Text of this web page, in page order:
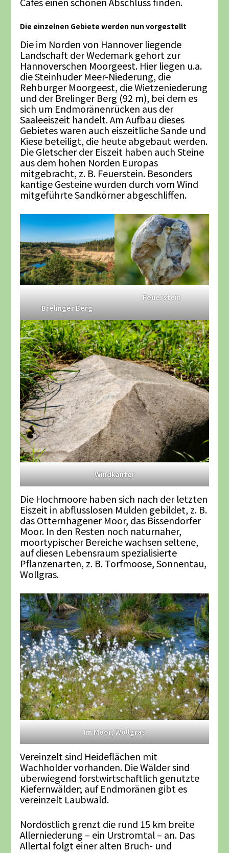
Die einzelnen Gebiete werden nun vorgestellt
Die im Norden von Hannover liegende
Landschaft der Wedemark gehört zur
Hannoverschen Moorgeest. Hier liegen u.a.
die Steinhuder Meer-Niederung, die
Rehburger Moorgeest, die Wietzeniederung
und der Brelinger Berg (92 m), bei dem es
sich um Endmoränenrücken aus der
Saaleeiszeit handelt. Am Aufbau dieses
Gebietes waren auch eiszeitliche Sande und
Kiese beteiligt, die heute abgebaut werden.
Die Gletscher der Eiszeit haben auch Steine
aus dem hohen Norden Europas
mitgebracht, z. B. Feuerstein. Besonders
kantige Gesteine wurden durch vom Wind
mitgeführte Sandkörner abgeschliffen.
Brelinger Berg
Feuerstein
Windkanter
Die Hochmoore haben sich nach der letzten
Eiszeit in abflusslosen Mulden gebildet, z. B.
das Otternhagener Moor, das Bissendorfer
Moor. In den Resten noch naturnaher,
moortypischer Bereiche wachsen seltene,
auf diesen Lebensraum spezialisierte
Pflanzenarten, z. B. Torfmoose, Sonnentau,
Wollgras.
Im Moor, Wollgras
Vereinzelt sind Heideflächen mit
Wachholder vorhanden. Die Wälder sind
überwiegend forstwirtschaftlich genutzte
Kiefernwälder; auf Endmoränen gibt es
vereinzelt Laubwald.
Nordöstlich grenzt die rund 15 km breite
Allerniederung – ein Urstromtal – an. Das
Allertal folgt einer alten Bruch- und